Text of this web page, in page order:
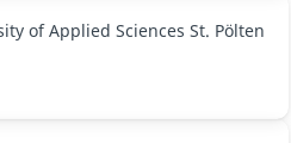
of Applied Sciences St. Pölten